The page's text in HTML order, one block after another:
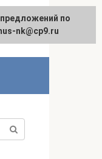
по
nk@cp9.ru